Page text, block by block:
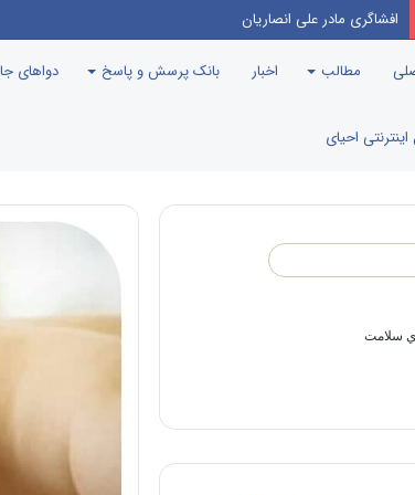
خیلی اتفاقی! مسیر راهپیمایی عظیم اربعین گرم‌ترین نقطه جهان
مطالب اخبار بانک پرسش و پاسخ دواهای
احیای
سلامت